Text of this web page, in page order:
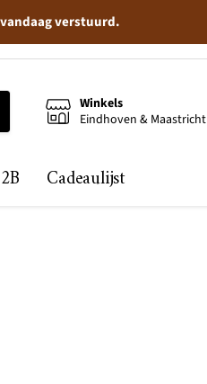
verstuurd.
Winkels
Eindhoven & Maastricht
Cadeaulijst